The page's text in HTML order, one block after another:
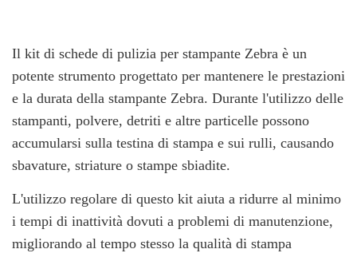
Il kit di schede di pulizia per stampante Zebra è un
potente strumento progettato per mantenere le prestazioni
e la durata della stampante Zebra. Durante l'utilizzo delle
stampanti, polvere, detriti e altre particelle possono
accumularsi sulla testina di stampa e sui rulli, causando
sbavature, striature o stampe sbiadite.
L'utilizzo regolare di questo kit aiuta a ridurre al minimo
i tempi di inattività dovuti a problemi di manutenzione,
migliorando al tempo stesso la qualità di stampa